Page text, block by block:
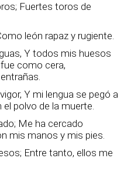
Fuertes toros de
león rapaz y rugiente.
Y todos mis huesos
como cera,
Y mi lengua se pegó a
polvo de la muerte.
Me ha cercado
mis manos y mis pies.
Entre tanto, ellos me